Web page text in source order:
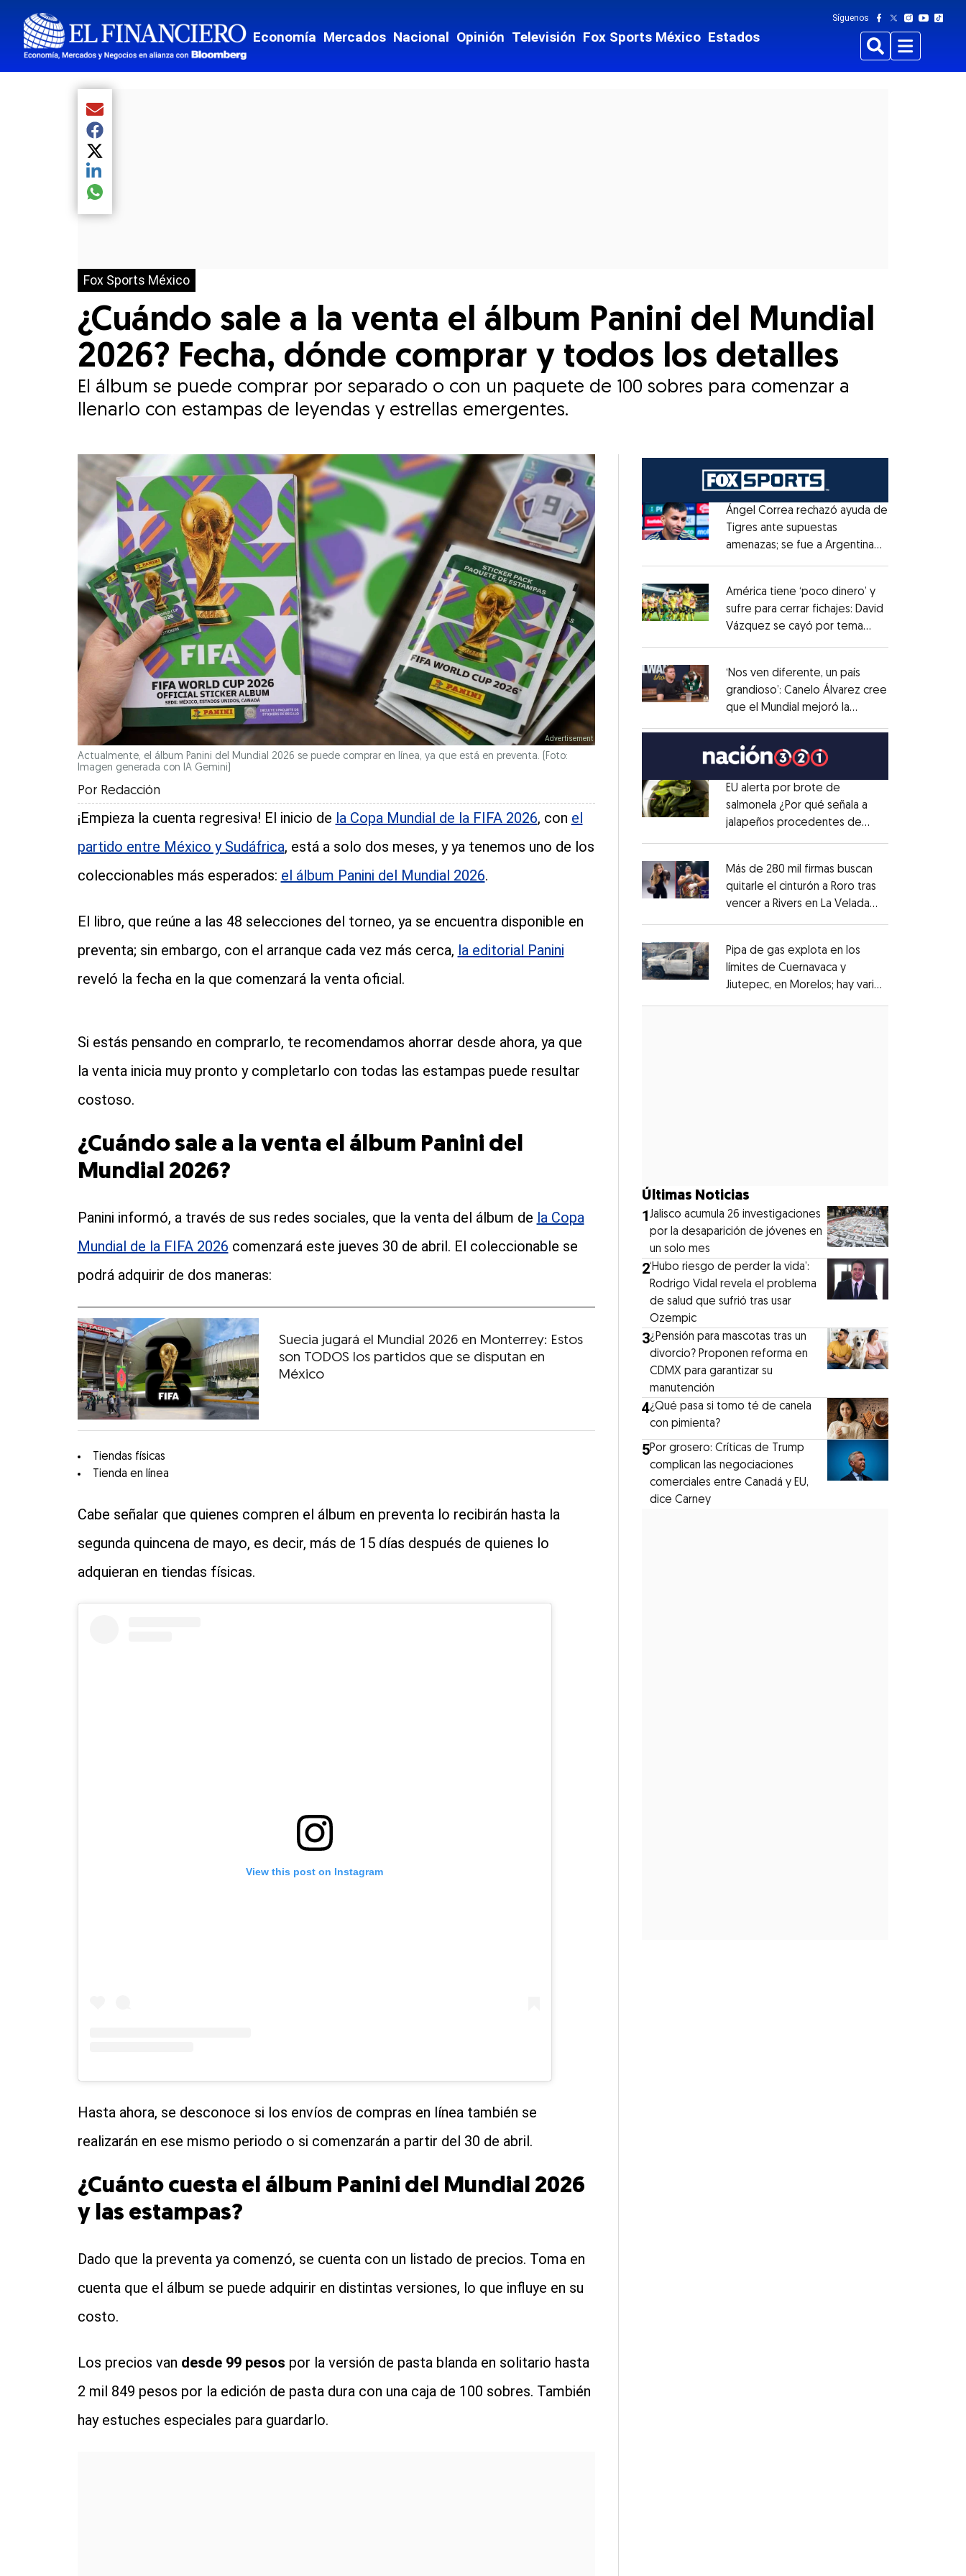
Economía Mercados Nacional Opinión Televisión Fox Sports México Estados
Síguenos
BuscarMenu
Fox Sports México
¿Cuándo sale a la venta el álbum Panini del Mundial
2026? Fecha, dónde comprar y todos los detalles
El álbum se puede comprar por separado o con un paquete de 100 sobres para comenzar a
llenarlo con estampas de leyendas y estrellas emergentes.
Compartir el artículo actual mediante Email
Compartir el artículo actual mediante Facebook
Compartir el artículo actual mediante Twitter
Compartir el artículo actual mediante LinkedIn
Compartir el artículo actual mediante global.social-whatsapp
Actualmente, el álbum Panini del Mundial 2026 se puede comprar en línea, ya que está en preventa. (Foto:
Imagen generada con IA Gemini)
Por Redacción
¡Empieza la cuenta regresiva! El inicio de la Copa Mundial de la FIFA 2026, con el
partido entre México y Sudáfrica, está a solo dos meses, y ya tenemos uno de los
coleccionables más esperados: el álbum Panini del Mundial 2026.
El libro, que reúne a las 48 selecciones del torneo, ya se encuentra disponible en
preventa; sin embargo, con el arranque cada vez más cerca, la editorial Panini
reveló la fecha en la que comenzará la venta oficial.
Si estás pensando en comprarlo, te recomendamos ahorrar desde ahora, ya que
la venta inicia muy pronto y completarlo con todas las estampas puede resultar
costoso.
¿Cuándo sale a la venta el álbum Panini del
Mundial 2026?
Panini informó, a través de sus redes sociales, que la venta del álbum de la Copa
Mundial de la FIFA 2026 comenzará este jueves 30 de abril. El coleccionable se
podrá adquirir de dos maneras:
Suecia jugará el Mundial 2026 en Monterrey: Estos
son TODOS los partidos que se disputan en
México
Tiendas físicas
Tienda en línea
Cabe señalar que quienes compren el álbum en preventa lo recibirán hasta la
segunda quincena de mayo, es decir, más de 15 días después de quienes lo
adquieran en tiendas físicas.
View this post on Instagram
Hasta ahora, se desconoce si los envíos de compras en línea también se
realizarán en ese mismo periodo o si comenzarán a partir del 30 de abril.
¿Cuánto cuesta el álbum Panini del Mundial 2026
y las estampas?
Dado que la preventa ya comenzó, se cuenta con un listado de precios. Toma en
cuenta que el álbum se puede adquirir en distintas versiones, lo que influye en su
costo.
Los precios van desde 99 pesos por la versión de pasta blanda en solitario hasta
2 mil 849 pesos por la edición de pasta dura con una caja de 100 sobres. También
hay estuches especiales para guardarlo.
Opens in new window
Ángel Correa rechazó ayuda de
Tigres ante supuestas
amenazas; se fue a Argentina
Opens in new window
América tiene ‘poco dinero’ y
sufre para cerrar fichajes: David
Vázquez se cayó por tema
Opens in new window
‘Nos ven diferente, un país
grandioso’: Canelo Álvarez cree
que el Mundial mejoró la
Opens in new window
EU alerta por brote de
salmonela ¿Por qué señala a
jalapeños procedentes de
Opens in new window
Más de 280 mil firmas buscan
quitarle el cinturón a Roro tras
vencer a Rivers en La Velada
Opens in new window
Pipa de gas explota en los
límites de Cuernavaca y
Jiutepec, en Morelos; hay varios
Últimas Noticias
1Jalisco acumula 26 investigaciones
por la desaparición de jóvenes en
un solo mes
2‘Hubo riesgo de perder la vida’:
Rodrigo Vidal revela el problema
de salud que sufrió tras usar
Ozempic
3¿Pensión para mascotas tras un
divorcio? Proponen reforma en
CDMX para garantizar su
manutención
4¿Qué pasa si tomo té de canela
con pimienta?
5Por grosero: Críticas de Trump
complican las negociaciones
comerciales entre Canadá y EU,
dice Carney